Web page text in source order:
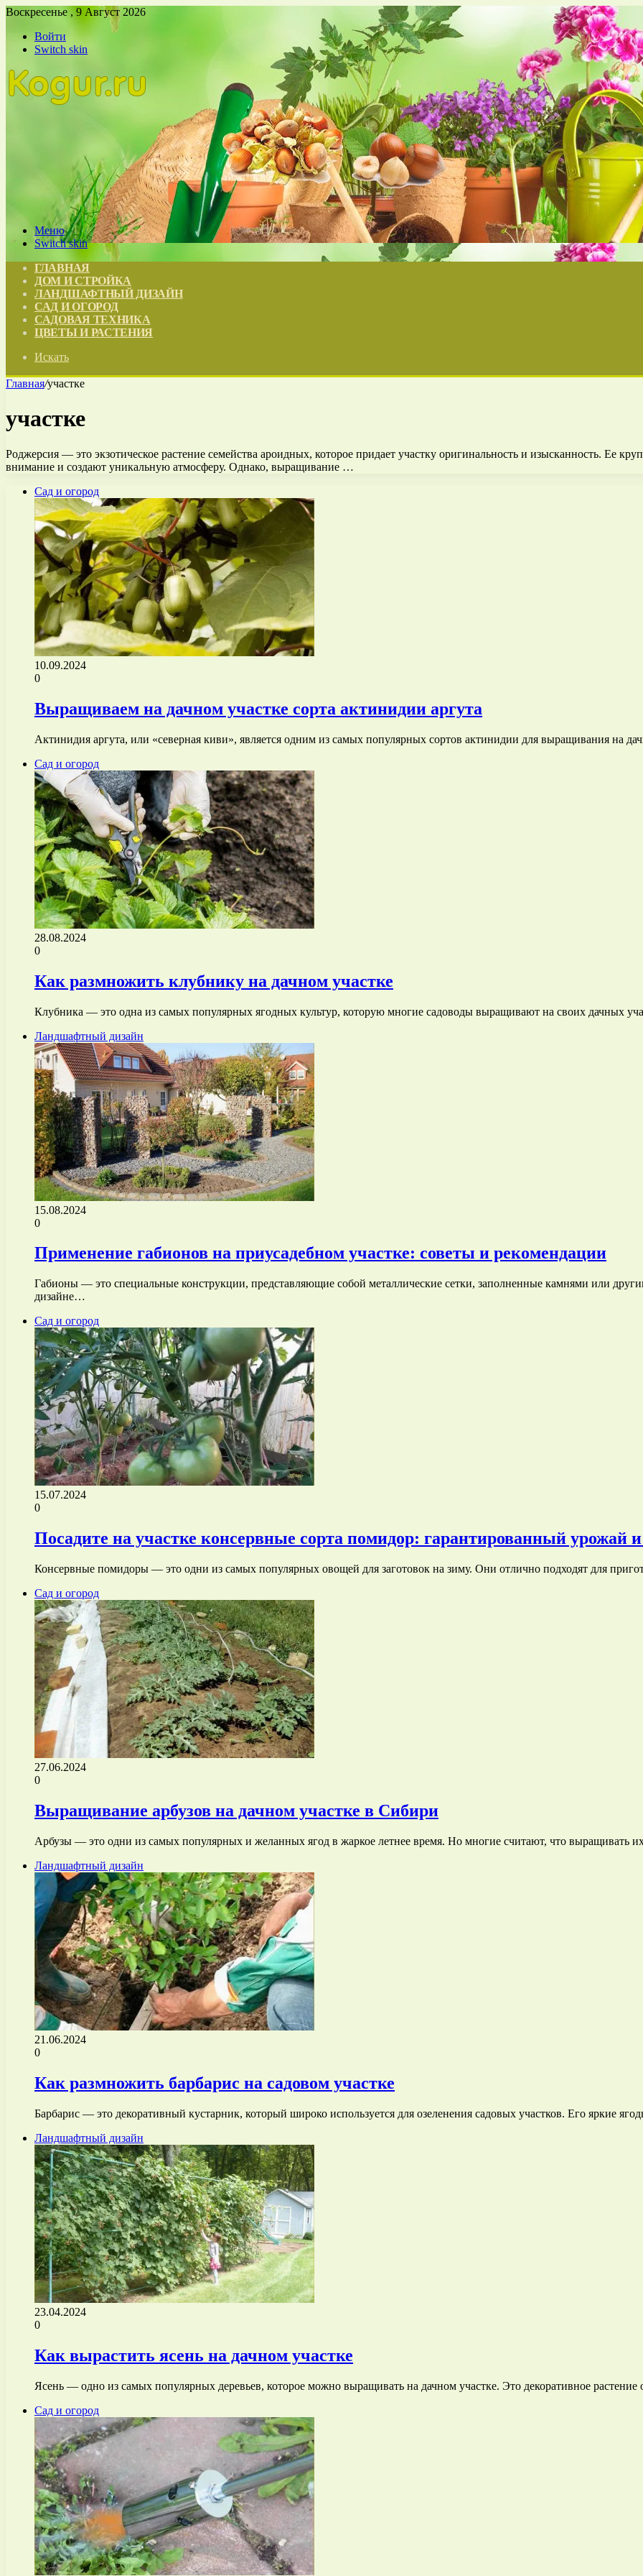
Воскресенье , 9 Август 2026
Войти
Switch skin
Меню
Switch skin
ГЛАВНАЯ
ДОМ И СТРОЙКА
ЛАНДШАФТНЫЙ ДИЗАЙН
САД И ОГОРОД
САДОВАЯ ТЕХНИКА
ЦВЕТЫ И РАСТЕНИЯ
Искать
Главная/участке
участке
Роджерсия — это экзотическое растение семейства ароидных, которое придает участку оригинальность и изысканность. Ее
внимание и создают уникальную атмосферу. Однако, выращивание …
Сад и огород
10.09.2024
0
Выращиваем на дачном участке сорта актинидии аргута
Актинидия аргута, или «северная киви», является одним из самых популярных сортов актинидии для выращивания на
Сад и огород
28.08.2024
0
Как размножить клубнику на дачном участке
Клубника — это одна из самых популярных ягодных культур, которую многие садоводы выращивают на своих дачных
Ландшафтный дизайн
15.08.2024
0
Применение габионов на приусадебном участке: советы и рекомендации
Габионы — это специальные конструкции, представляющие собой металлические сетки, заполненные камнями или
дизайне…
Сад и огород
15.07.2024
0
Посадите на участке консервные сорта помидор: гарантированный урожай
Консервные помидоры — это одни из самых популярных овощей для заготовок на зиму. Они отлично подходят для
Сад и огород
27.06.2024
0
Выращивание арбузов на дачном участке в Сибири
Арбузы — это одни из самых популярных и желанных ягод в жаркое летнее время. Но многие считают, что выращивать
Ландшафтный дизайн
21.06.2024
0
Как размножить барбарис на садовом участке
Барбарис — это декоративный кустарник, который широко используется для озеленения садовых участков. Его яркие
Ландшафтный дизайн
23.04.2024
0
Как вырастить ясень на дачном участке
Ясень — одно из самых популярных деревьев, которое можно выращивать на дачном участке. Это декоративное
Сад и огород